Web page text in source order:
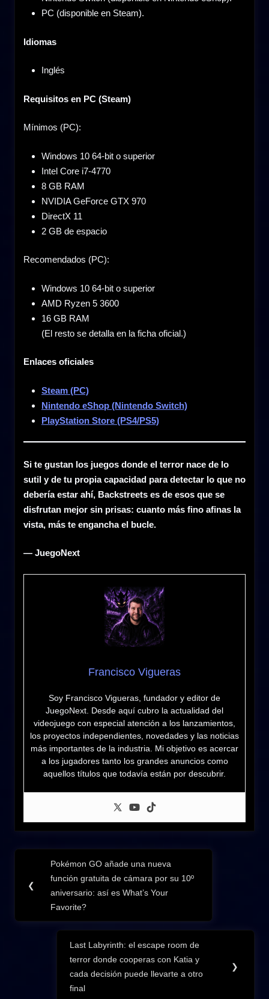
PC (disponible en Steam).
Idiomas
Inglés
Requisitos en PC (Steam)
Mínimos (PC):
Windows 10 64-bit o superior
Intel Core i7-4770
8 GB RAM
NVIDIA GeForce GTX 970
DirectX 11
2 GB de espacio
Recomendados (PC):
Windows 10 64-bit o superior
AMD Ryzen 5 3600
16 GB RAM
(El resto se detalla en la ficha oficial.)
Enlaces oficiales
Steam (PC)
Nintendo eShop (Nintendo Switch)
PlayStation Store (PS4/PS5)
Si te gustan los juegos donde el terror nace de lo
sutil y de tu propia capacidad para detectar lo que no
debería estar ahí, Backstreets es de esos que se
disfrutan mejor sin prisas: cuanto más fino afinas la
vista, más te engancha el bucle.
— JuegoNext
Francisco Vigueras
Soy Francisco Vigueras, fundador y editor de
JuegoNext. Desde aquí cubro la actualidad del
videojuego con especial atención a los lanzamientos,
los proyectos independientes, novedades y las noticias
más importantes de la industria. Mi objetivo es acercar
a los jugadores tanto los grandes anuncios como
aquellos títulos que todavía están por descubrir.
Navegación
de
entradas
❮
Previous
Post:
Pokémon GO añade una nueva
función gratuita de cámara por su 10º
aniversario: así es What’s Your
Favorite?
Next
Post:
Last Labyrinth: el escape room de
terror donde cooperas con Katia y
cada decisión puede llevarte a otro
final
❯